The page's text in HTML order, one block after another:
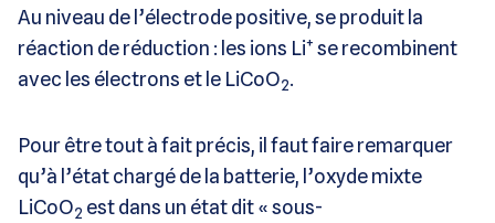
Au niveau de l’électrode positive, se produit la
réaction de réduction : les ions Li+ se recombinent
avec les électrons et le LiCoO2.
Pour être tout à fait précis, il faut faire remarquer
qu’à l’état chargé de la batterie, l’oxyde mixte
LiCoO2 est dans un état dit « sous-